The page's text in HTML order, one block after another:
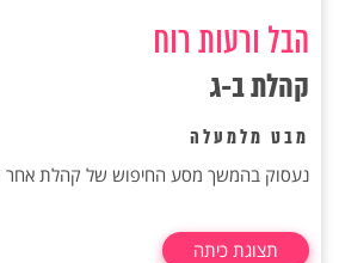
הבל ורעות רוח
קהלת ב-ג
מבט מלמעלה
נעסוק בהמשך מסע החיפוש של קהלת אחר
תצוגת כיתה